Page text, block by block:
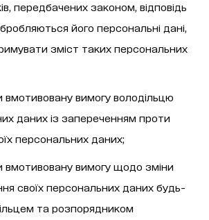
передбачених законом, відповідь
його персональні дані,
зміст таких персональних
вмотивовану вимогу володільцю
даних із запереченням проти
персональних даних;
вмотивовану вимогу щодо зміни
своїх персональних даних будь-
та розпорядником